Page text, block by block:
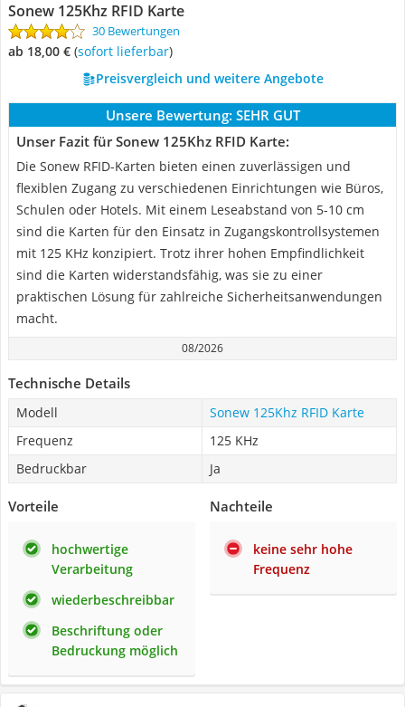
Sonew 125Khz RFID Karte
30 Bewertungen
ab 18,00 € ( Sofort lieferbar)
Preisvergleich und weitere Angebote
Unsere Bewertung: SEHR GUT
Unser Fazit für Sonew 125Khz RFID Karte:
Die Sonew RFID-Karten bieten einen zuverlässigen und
flexiblen Zugang zu verschiedenen Einrichtungen wie Büros,
Schulen oder Hotels. Mit einem Leseabstand von 5-10 cm
sind die Karten für den Einsatz in Zugangskontrollsystemen
mit 125 KHz konzipiert. Trotz ihrer hohen Empfindlichkeit
sind die Karten widerstandsfähig, was sie zu einer
praktischen Lösung für zahlreiche Sicherheitsanwendungen
macht.
08/2026
Technische Details
Modell
Sonew 125Khz RFID Karte
Frequenz
125 KHz
Bedruckbar
Ja
Vorteile
hochwertige
Verarbeitung
wiederbeschreibbar
Beschriftung oder
Bedruckung möglich
Nachteile
keine sehr hohe
Frequenz